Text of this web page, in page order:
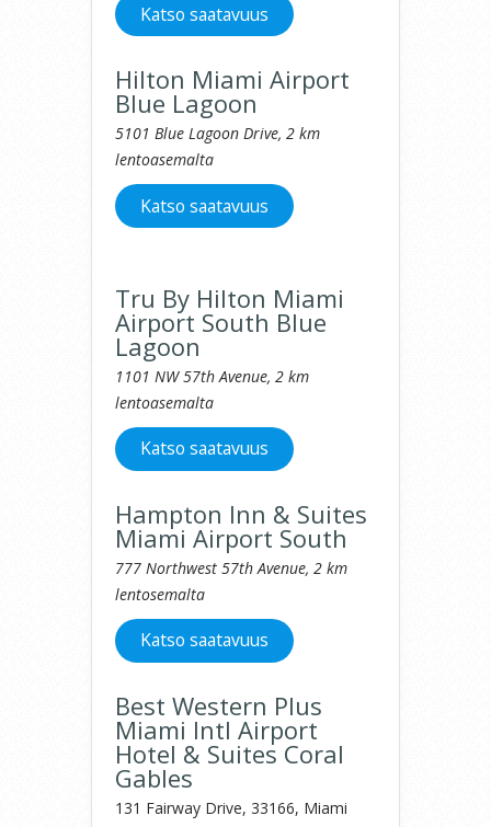
Katso saatavuus
Hilton Miami Airport
Blue Lagoon
5101 Blue Lagoon Drive, 2 km
lentoasemalta
Katso saatavuus
Tru By Hilton Miami
Airport South Blue
Lagoon
1101 NW 57th Avenue, 2 km
lentoasemalta
Katso saatavuus
Hampton Inn & Suites
Miami Airport South
777 Northwest 57th Avenue, 2 km
lentosemalta
Katso saatavuus
Best Western Plus
Miami Intl Airport
Hotel & Suites Coral
Gables
131 Fairway Drive, 33166, Miami